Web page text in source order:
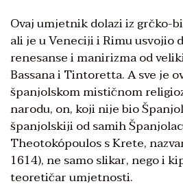
Ovaj umjetnik dolazi iz grčko-
ali je u Veneciji i Rimu usvojio
renesanse i manirizma od
Bassana i Tintoretta. A sve je
španjolskom mističnom
narodu, on, koji nije bio
španjolskiji od samih
Theotokópoulos s Krete,
1614), ne samo slikar, nego i
teoretičar umjetnosti.